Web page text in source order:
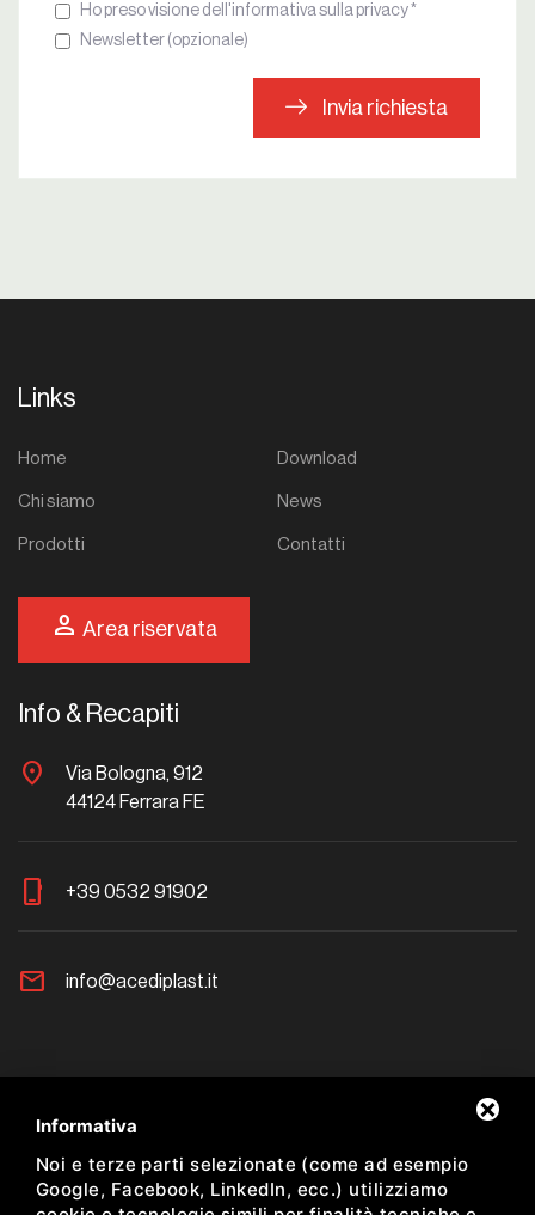
Ho preso visione dell'informativa sulla privacy *
Newsletter (opzionale)
Invia richiesta
Links
Home
Chi siamo
Prodotti
Download
News
Contatti
person Area riservata
Info & Recapiti
location_on
Via Bologna, 912
44124 Ferrara FE
phone_iphone +39 0532 91902
mail info@acediplast.it
Newsletter
Resta aggiornato sulle nostre proposte
Informativa
Noi e terze parti selezionate (come ad esempio
Google, Facebook, LinkedIn, ecc.) utilizziamo